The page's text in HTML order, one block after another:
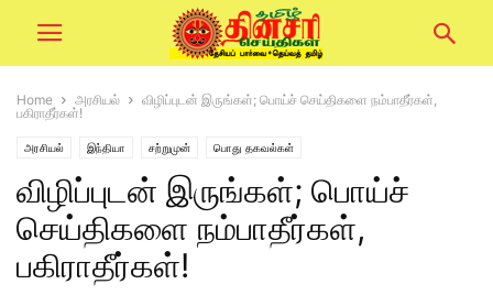
Home அரசியல்
விழிப்புடன் இருங்கள்; பொய்ச் செய்திகளை நம்பாதீர்கள்,
பகிராதீர்கள்!
அரசியல் இந்தியா சற்றுமுன் பொது தகவல்கள்
விழிப்புடன் இருங்கள்; பொய்ச்
செய்திகளை நம்பாதீர்கள்,
பகிராதீர்கள்!